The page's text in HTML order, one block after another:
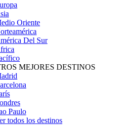
Oriente
Del Sur
MEJORES DESTINOS
Paulo
todos los destinos